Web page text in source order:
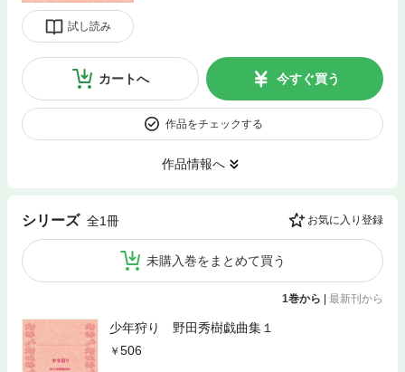
試し読み
カートへ 今すぐ買う
作品をチェックする
作品情報へ
シリーズ 全1冊 お気に入り登録
未購入巻をまとめて買う
1巻から | 最新刊から
少年狩り 野田秀樹戯曲集１
506